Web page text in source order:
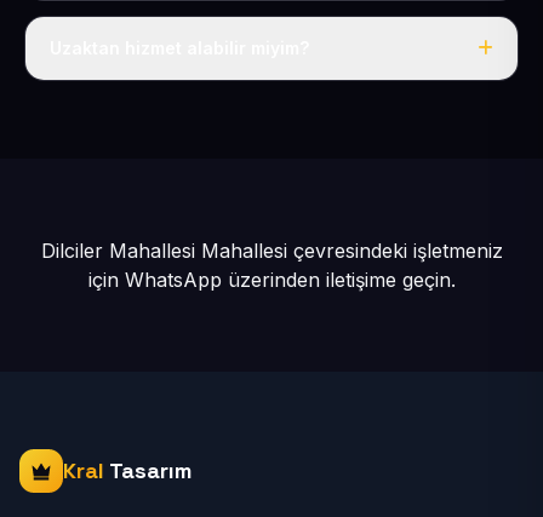
Tek fiyat: yılda 50 USD + KDV, her şey dahil.
Dilciler Mahallesi Mahallesi çevresindeki işletmeniz
için WhatsApp üzerinden iletişime geçin.
Kral Tasarım